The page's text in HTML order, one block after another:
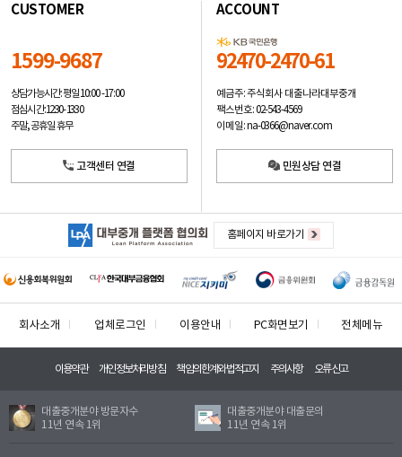
CUSTOMER
1599-9687
상담가능시간: 평일10:00 -17:00
점심시간: 12:30 - 13:30
주말, 공휴일 휴무
고객센터 연결
ACCOUNT
92470-2470-61
예금주: 주식회사 대출나라대부중개
팩스번호: 02-543-4569
이메일: na-0366@naver.com
민원상담 연결
홈페이지 바로가기
회사소개 업체로그인 이용안내 PC화면보기 전체메뉴
이용약관 개인정보처리방침 책임의한계와법적고지 주의사항 오류신고
대출중개분야 방문자수
11년 연속 1위
대출중개분야 대출문의
11년 연속 1위